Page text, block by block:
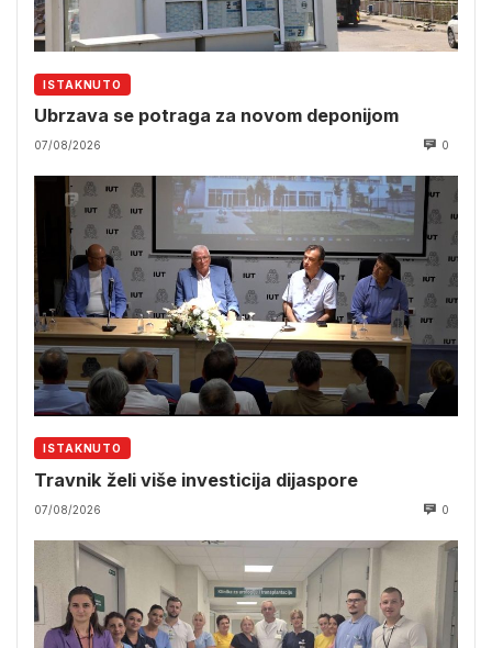
ISTAKNUTO
Ubrzava se potraga za novom deponijom
07/08/2026 0
ISTAKNUTO
Travnik želi više investicija dijaspore
07/08/2026 0